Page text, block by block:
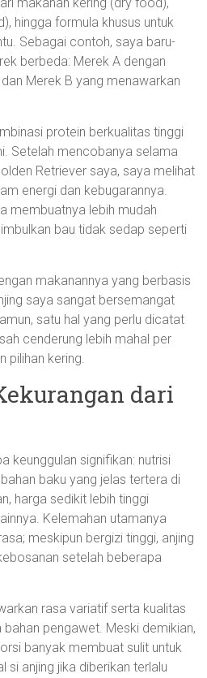
hingga formula khusus untuk
Sebagai contoh, saya baru-
berbeda: Merek A dengan
Merek B yang menawarkan
protein berkualitas tinggi
Setelah mencobanya selama
Retriever saya, saya melihat
energi dan kebugarannya.
membuatnya lebih mudah
bau tidak sedap seperti
makanannya yang berbasis
saya sangat bersemangat
satu hal yang perlu dicatat
cenderung lebih mahal per
pilihan kering.
dari
keunggulan signifikan: nutrisi
baku yang jelas tertera di
harga sedikit lebih tinggi
Kelemahan utamanya
meskipun bergizi tinggi, anjing
setelah beberapa
rasa variatif serta kualitas
pengawet. Meski demikian,
banyak membuat sulit untuk
si anjing jika diberikan terlalu